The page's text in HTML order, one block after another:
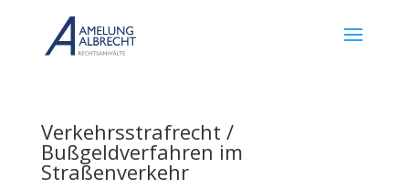
Verkehrsstrafrecht /
Bußgeldverfahren im
Straßenverkehr